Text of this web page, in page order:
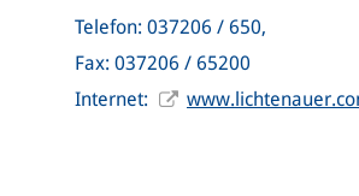
Telefon: 037206 / 650,
Fax: 037206 / 65200
Internet: